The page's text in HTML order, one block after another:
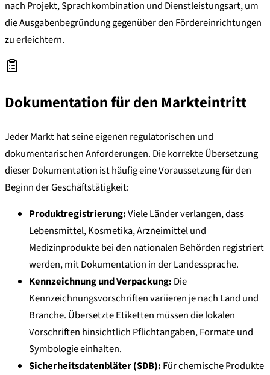
nach Projekt, Sprachkombination und Dienstleistungsart, um
die Ausgabenbegründung gegenüber den Fördereinrichtungen
zu erleichtern.
Dokumentation für den Markteintritt
Jeder Markt hat seine eigenen regulatorischen und
dokumentarischen Anforderungen. Die korrekte Übersetzung
dieser Dokumentation ist häufig eine Voraussetzung für den
Beginn der Geschäftstätigkeit:
Produktregistrierung:Viele Länder verlangen, dass
Lebensmittel, Kosmetika, Arzneimittel und
Medizinprodukte bei den nationalen Behörden registriert
werden, mit Dokumentation in der Landessprache.
Kennzeichnung und Verpackung: Die
Kennzeichnungsvorschriften variieren je nach Land und
Branche. Übersetzte Etiketten müssen die lokalen
Vorschriften hinsichtlich Pflichtangaben, Formate und
Symbologie einhalten.
Sicherheitsdatenbläter (SDB): Für chemische Produkte